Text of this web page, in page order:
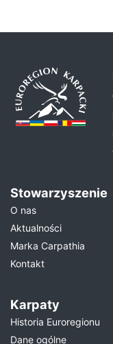
Stowarzyszenie
O nas
Aktualności
Marka Carpathia
Kontakt
Karpaty
Historia Euroregionu
Dane ogólne